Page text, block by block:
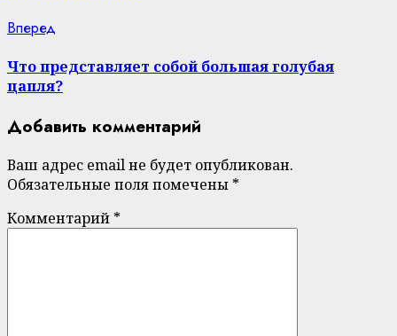
Вперед
Что представляет собой большая голубая
цапля?
Добавить комментарий
Ваш адрес email не будет опубликован.
Обязательные поля помечены *
Комментарий *